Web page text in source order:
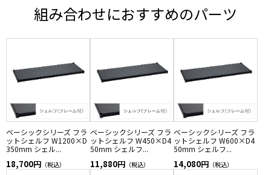
組み合わせにおすすめのパーツ
ベーシックシリーズ フラ
ットシェルフ W1200×D
350mm シェル...
18,700円 （税込）
ベーシックシリーズ フラ
ットシェルフ W450×D4
50mm シェルフ...
11,880円（税込）
ベーシックシリーズ フラ
ットシェルフ W600×D4
50mm シェルフ...
14,080円 （税込）